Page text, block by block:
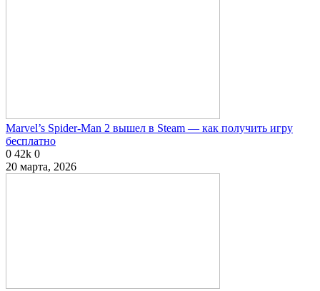
Marvel’s Spider-Man 2 вышел в Steam — как получить игру
бесплатно
0 42k 0
20 марта, 2026